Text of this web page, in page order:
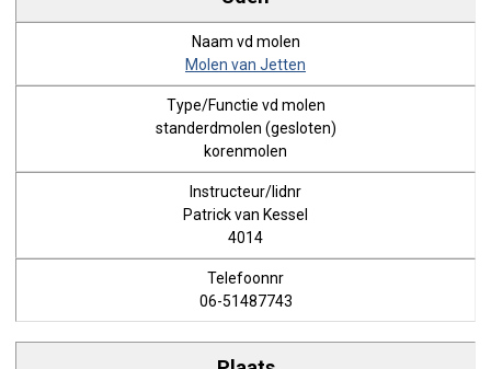
Molen van Jetten
standerdmolen (gesloten)
korenmolen
Patrick van Kessel
4014
06-51487743